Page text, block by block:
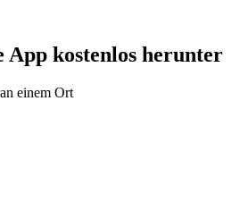
App kostenlos herunter
einem Ort